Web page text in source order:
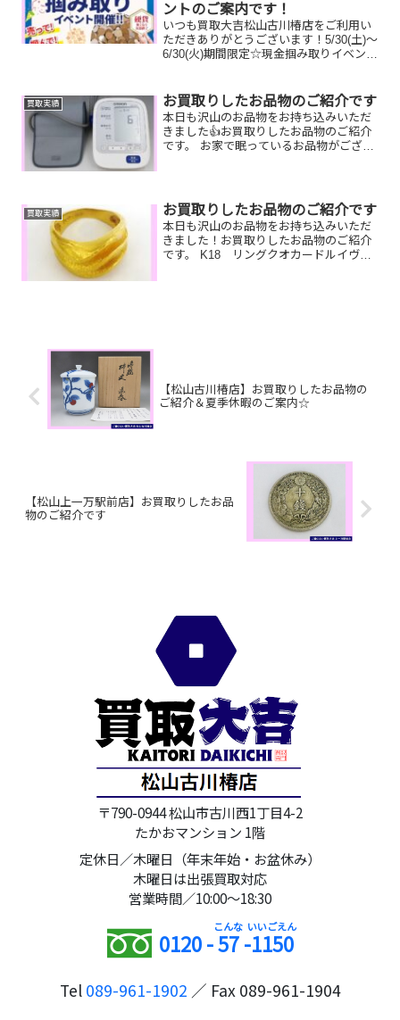
ントのご案内です！
いつも買取大吉松山古川椿店をご利用い
ただきありがとうございます！5/30(土)～
6/30(火)期間限定☆現金掴み取りイベント
類、テレカ、切手、古銭、現行銭両替は
対...
買取実績 お買取りしたお品物のご紹介です
本日も沢山のお品物をお持ち込みいただ
きました👍お買取りしたお品物のご紹介
です。 お家で眠っているお品物がござい
だけます！（※金...
買取実績 お買取りしたお品物のご紹介です
本日も沢山のお品物をお持ち込みいただ
きました！お買取りしたお品物のご紹介
です。 K18 リングクオカードルイヴィ
【松山古川椿店】お買取りしたお品物の
ご紹介＆夏季休暇のご案内☆
【松山上一万駅前店】お買取りしたお品
物のご紹介です
〒790-0944 松山市古川西1丁目4-2
たかおマンション 1階
定休日／木曜日（年末年始・お盆休み）
木曜日は出張買取対応
営業時間／10:00～18:30
0120 -57-1150
Tel 089-961-1902 ／ Fax 089-961-1904